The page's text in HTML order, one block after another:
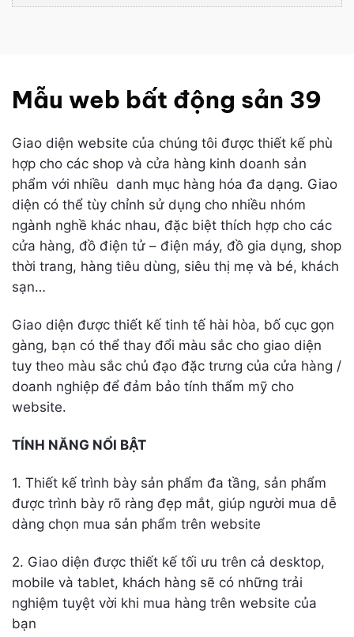
Mẫu web bất động sản 39
Giao diện website của chúng tôi được thiết kế phù
hợp cho các shop và cửa hàng kinh doanh sản
phẩm với nhiều danh mục hàng hóa đa dạng. Giao
diện có thể tùy chỉnh sử dụng cho nhiều nhóm
ngành nghề khác nhau, đặc biệt thích hợp cho các
cửa hàng, đồ điện tử – điện máy, đồ gia dụng, shop
thời trang, hàng tiêu dùng, siêu thị mẹ và bé, khách
sạn…
Giao diện được thiết kế tinh tế hài hòa, bố cục gọn
gàng, bạn có thể thay đổi màu sắc cho giao diện
tuy theo màu sắc chủ đạo đặc trưng của cửa hàng /
doanh nghiệp để đảm bảo tính thẩm mỹ cho
website.
TÍNH NĂNG NỔI BẬT
1. Thiết kế trình bày sản phẩm đa tầng, sản phẩm
được trình bày rõ ràng đẹp mắt, giúp người mua dễ
dàng chọn mua sản phẩm trên website
2. Giao diện được thiết kế tối ưu trên cả desktop,
mobile và tablet, khách hàng sẽ có những trải
nghiệm tuyệt vời khi mua hàng trên website của
bạn